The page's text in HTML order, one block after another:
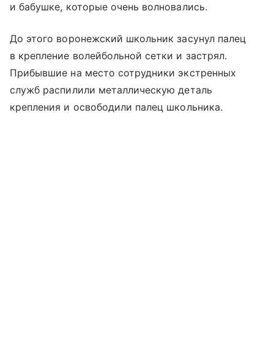
и бабушке, которые очень волновались.
До этого воронежский школьник засунул палец
в крепление волейбольной сетки и застрял.
Прибывшие на место сотрудники экстренных
служб распилили металлическую деталь
крепления и освободили палец школьника.